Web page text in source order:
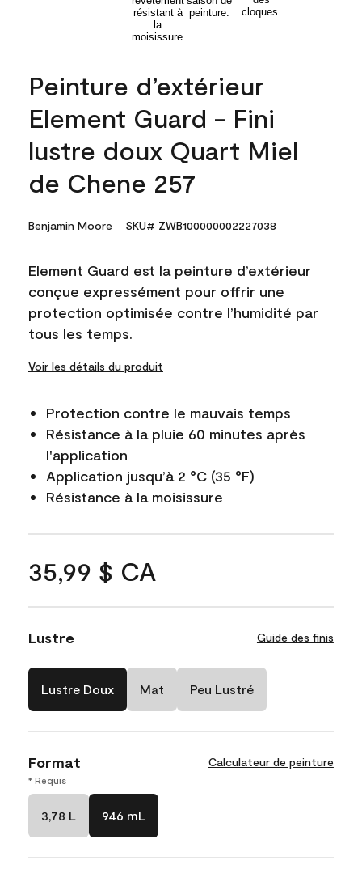
Peinture d’extérieur
Element Guard - Fini
lustre doux Quart Miel
de Chene 257
Benjamin Moore SKU# ZWB100000002227038
Element Guard est la peinture d’extérieur
conçue expressément pour offrir une
protection optimisée contre l’humidité par
tous les temps.
Voir les détails du produit
Protection contre le mauvais temps
Résistance à la pluie 60 minutes après
l'application
Application jusqu’à 2 °C (35 °F)
Résistance à la moisissure
35,99 $ CA
Lustre Guide des finis
Lustre Doux Mat Peu Lustré
Format Calculateur de peinture
* Requis
3,78 L 946 mL